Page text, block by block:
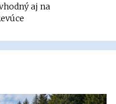
aj na